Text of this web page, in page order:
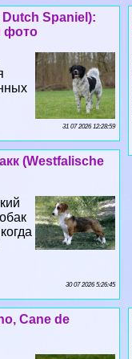
Spaniel):
фото
31 07 2026 12:28:59
(Westfalische
30 07 2026 5:26:45
Cane de